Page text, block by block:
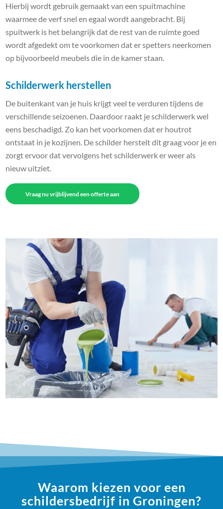
Hierbij wordt gebruik gemaakt van een spuitmachine
waarmee de verf snel en egaal wordt aangebracht. Bij
spuitwerk is het belangrijk dat de rest van de ruimte goed
wordt afgedekt om te voorkomen dat er spetters neerkomen
op bijvoorbeeld meubels die in de kamer staan.
Schilderwerk herstellen
De buitenkant van je huis krijgt veel te verduren tijdens de
verschillende seizoenen. Daardoor raakt je schilderwerk wel
eens beschadigd. Zo kan het voorkomen dat er houtrot
ontstaat in je kozijnen. De schilder herstelt dit graag voor je en
zorgt ervoor dat vervolgens het schilderwerk er weer als
nieuw uitziet.
Vraag nu vrijblijvend een offerte aan
Waarom kiezen voor een
schildersbedrijf in Groningen?